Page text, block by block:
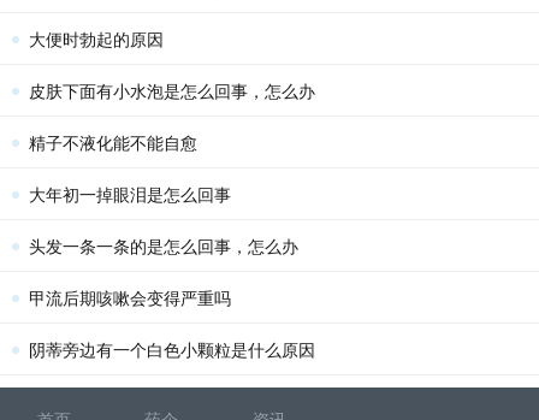
大便时勃起的原因
皮肤下面有小水泡是怎么回事，怎么办
精子不液化能不能自愈
大年初一掉眼泪是怎么回事
头发一条一条的是怎么回事，怎么办
甲流后期咳嗽会变得严重吗
阴蒂旁边有一个白色小颗粒是什么原因